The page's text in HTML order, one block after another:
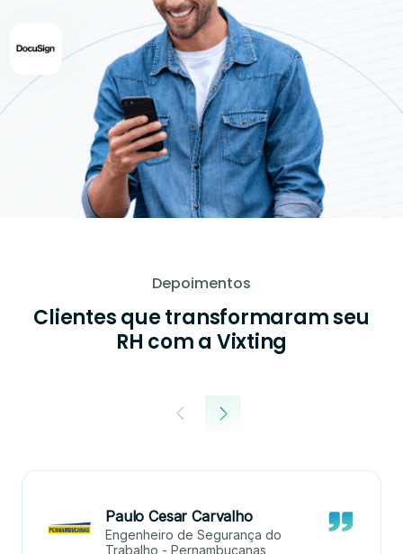
Depoimentos
Clientes que transformaram seu
RH com a Vixting
Paulo Cesar Carvalho
Engenheiro de Segurança do
Trabalho - Pernambucanas